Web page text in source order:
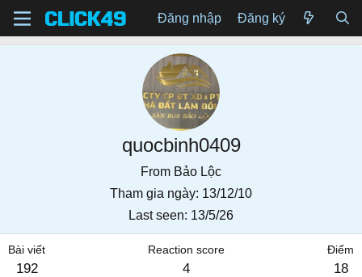
Đăng nhập Đăng ký
quocbinh0409
From Bảo Lộc
Tham gia ngày 13/12/10
Last seen 13/5/26
Bài viết
192
Reaction score
4
Điểm
18